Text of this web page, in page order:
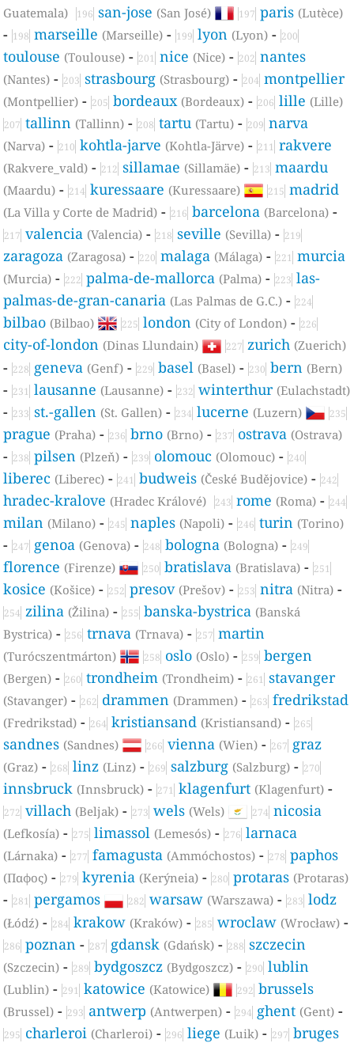
Guatemala)
196 san-jose (San José) 197 paris (Lutèce)
-198 marseille (Marseille) -199 lyon (Lyon) -200
toulouse (Toulouse) -201 nice (Nice) -202 nantes
(Nantes) -203 strasbourg (Strasbourg) -204 montpellier
(Montpellier) -205 bordeaux (Bordeaux) -206 lille (Lille)
207 tallinn (Tallinn) -208 tartu (Tartu) -209 narva
(Narva) -210 kohtla-jarve (Kohtla-Järve) -211 rakvere
(Rakvere_vald) -212 sillamae (Sillamäe) -213 maardu
(Maardu) -214 kuressaare (Kuressaare) 215 madrid
(La Villa y Corte de Madrid) -216 barcelona (Barcelona) -
217 valencia (Valencia) -218 seville (Sevilla) -219
zaragoza (Zaragosa) -220 malaga (Málaga) -221 murcia
(Murcia) -222 palma-de-mallorca (Palma) -223 las-
palmas-de-gran-canaria (Las Palmas de G.C.) -224
bilbao (Bilbao) 225 london (City of London) -226
city-of-london (Dinas Llundain) 227 zurich (Zuerich)
-228 geneva (Genf) -229 basel (Basel) -230 bern (Bern)
-231 lausanne (Lausanne) -232 winterthur (Eulachstadt)
-233 st.-gallen (St. Gallen) -234 lucerne (Luzern) 235
prague (Praha) -236 brno (Brno) -237 ostrava (Ostrava)
-238 pilsen (Plzeň) -239 olomouc (Olomouc) -240
liberec (Liberec) -241 budweis (České Budějovice) -242
hradec-kralove (Hradec Králové) 243 rome (Roma) -244
milan (Milano) -245 naples (Napoli) -246 turin (Torino)
-247 genoa (Genova) -248 bologna (Bologna) -249
florence (Firenze) 250 bratislava (Bratislava) -251
kosice (Košice) -252 presov (Prešov) -253 nitra (Nitra) -
254 zilina (Žilina) -255 banska-bystrica (Banská
Bystrica) -256 trnava (Trnava) -257 martin
(Turócszentmárton) 258 oslo (Oslo) -259 bergen
(Bergen) -260 trondheim (Trondheim) -261 stavanger
(Stavanger) -262 drammen (Drammen) -263 fredrikstad
(Fredrikstad) -264 kristiansand (Kristiansand) -265
sandnes (Sandnes) 266 vienna (Wien) -267 graz
(Graz) -268 linz (Linz) -269 salzburg (Salzburg) -270
innsbruck (Innsbruck) -271 klagenfurt (Klagenfurt) -
272 villach (Beljak) -273 wels (Wels) 274 nicosia
(Lefkosía) -275 limassol (Lemesós) -276 larnaca
(Lárnaka) -277 famagusta (Ammóchostos) -278 paphos
(Παφος) -279 kyrenia (Kerýneia) -280 protaras (Protaras)
-281 pergamos 282 warsaw (Warszawa) -283 lodz
(Łódź) -284 krakow (Kraków) -285 wroclaw (Wrocław) -
286 poznan -287 gdansk (Gdańsk) -288 szczecin
(Szczecin) -289 bydgoszcz (Bydgoszcz) -290 lublin
(Lublin) -291 katowice (Katowice) 292 brussels
(Brussel) -293 antwerp (Antwerpen) -294 ghent (Gent) -
295 charleroi (Charleroi) -296 liege (Luik) -297 bruges